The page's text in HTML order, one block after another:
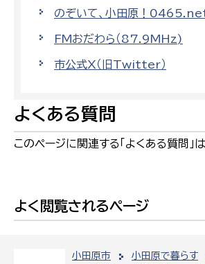
小田原市 小田原で暮らす
のぞいて、小田原！
FMおだわら（87.9MHz)
市公式X（旧Twitter）
よくある質問
このページに関連する「よくある質問」
よく閲覧されるページ